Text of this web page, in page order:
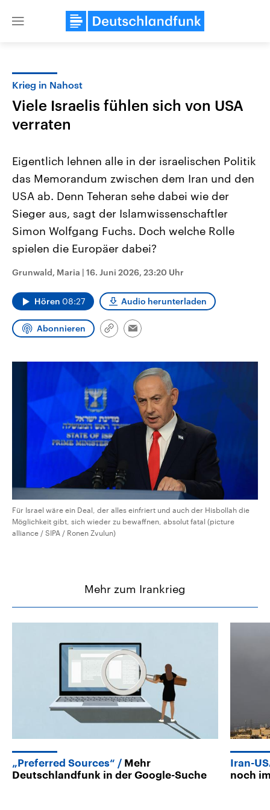
Close
Landtagswahl Sachsen-Anhalt
2026
Alle Informationen
Sachsen-Anhalt wählt am 6.
September 2026 einen neuen
Bundesland von einer Koalition aus
CDU, SPD und FDP regiert.-
Wahlprogramme, aktuelle Berichte
und Hintergründe zu den Parteien
Wahl.
USA
Aktuelle Beiträge,
Hintergründe
mit großem Einfluss auf
aktuelle Weltgeschehen.
Sendungen Programm Podcasts
Audio-Archiv
Krieg in Nahost
Viele Israelis fühlen sich von USA
verraten
Eigentlich lehnen alle in der israelischen Politik
das Memorandum zwischen dem Iran und den
USA ab. Denn Teheran sehe dabei wie der
Sieger aus, sagt der Islamwissenschaftler
Simon Wolfgang Fuchs. Doch welche Rolle
spielen die Europäer dabei?
Grunwald, Maria | 16. Juni 2026, 23:20 Uhr
Hören 08:27 Audio herunterladen
Abonnieren
Link
Email
Für Israel wäre ein Deal, der alles einfriert und auch der Hisbollah die
Möglichkeit gibt, sich wieder zu bewaffnen, absolut fatal (picture
alliance / SIPA / Ronen Zvulun)
Mehr zum Irankrieg
„Preferred Sources“
Mehr
Deutschlandfunk in der Google-Suche
Iran-
noch